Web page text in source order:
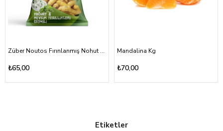
Züber Noutos Fırınlanmış Nohut Cipsi Yoğurt Mevsim Yeşillikleri 55gr
₺65,00
Mandalina Kg
₺70,00
Etiketler